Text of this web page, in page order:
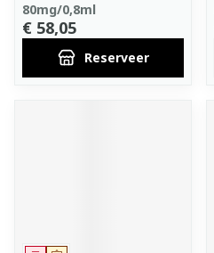
80mg/0,8ml
€ 58,05
Reserveer